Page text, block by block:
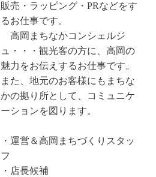
販売・ラッピング・PRなどをす
るお仕事です。
高岡まちなかコンシェルジ
ュ・・・観光客の方に、高岡の
魅力をお伝えするお仕事です。
また、地元のお客様にもまちな
かの拠り所として、コミュニケ
ーションを図ります。
・運営＆高岡まちづくりスタッ
フ
・店長候補